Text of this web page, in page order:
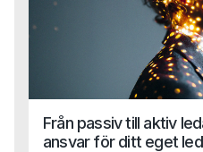
Från passiv till aktiv
ansvar för ditt eget